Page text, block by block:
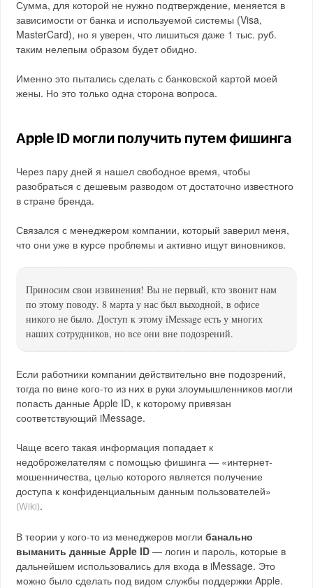
Сумма, для которой не нужно подтверждение, меняется в
зависимости от банка и используемой системы (Visa,
MasterCard), но я уверен, что лишиться даже 1 тыс. руб.
таким нелепым образом будет обидно.
Именно это пытались сделать с банковской картой моей
жены. Но это только одна сторона вопроса.
Apple ID могли получить путем фишинга
Через пару дней я нашел свободное время, чтобы
разобраться с дешевым разводом от достаточно известного
в стране бренда.
Связался с менеджером компании, который заверил меня,
что они уже в курсе проблемы и активно ищут виновников.
Приносим свои извинения! Вы не первый, кто звонит нам
по этому поводу. 8 марта у нас был выходной, в офисе
никого не было. Доступ к этому iMessage есть у многих
наших сотрудников, но все они вне подозрений.
Если работники компании действительно вне подозрений,
тогда по вине кого-то из них в руки злоумышленников могли
попасть данные Apple ID, к которому привязан
соответствующий iMessage.
Чаще всего такая информация попадает к
недоброжелателям с помощью фишинга — «интернет-
мошенничества, целью которого является получение
доступа к конфиденциальным данным пользователей»
(Wiki).
В теории у кого-то из менеджеров моглибанально
выманить данные Apple ID — логин и пароль, которые в
дальнейшем использовались для входа в iMessage. Это
можно было сделать под видом службы поддержки Apple.